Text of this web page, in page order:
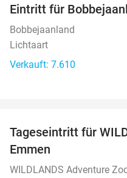
Eintritt für
Bobbejaanland
Lichtaart
Verkauft: 7.610
Tageseintritt für
Emmen
WILDLANDS Adventure